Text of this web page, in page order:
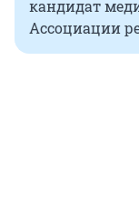
кандидат
Ассоциации